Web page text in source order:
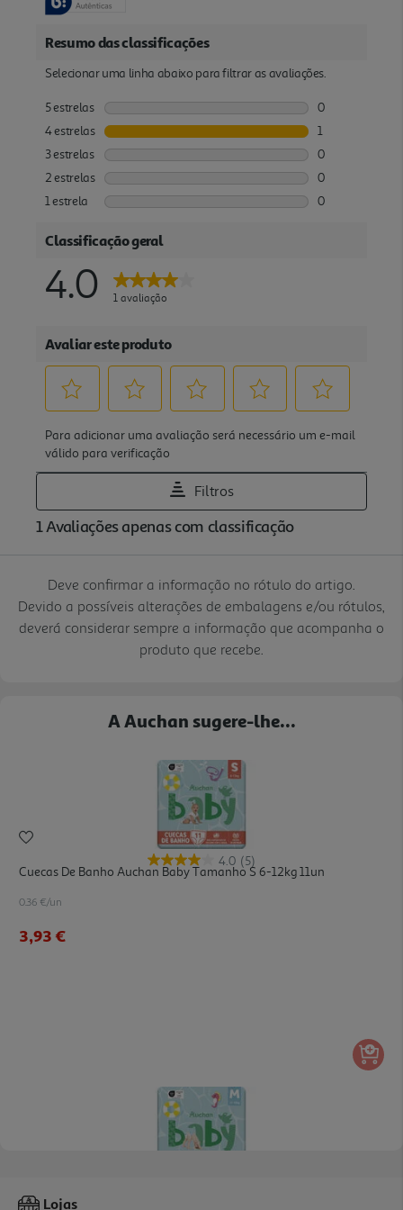
Deve confirmar a informação no rótulo do artigo.
Devido a possíveis alterações de embalagens e/ou rótulos,
deverá considerar sempre a informação que acompanha o
produto que recebe.
A Auchan sugere-lhe...
4.0 (5)
Cuecas De Banho Auchan Baby Tamanho S 6-12kg 11un
0.36 €/un
3,93 €
Cuecas De Banho Auchan Baby Tamanho M 11-18kg 10un
Lojas